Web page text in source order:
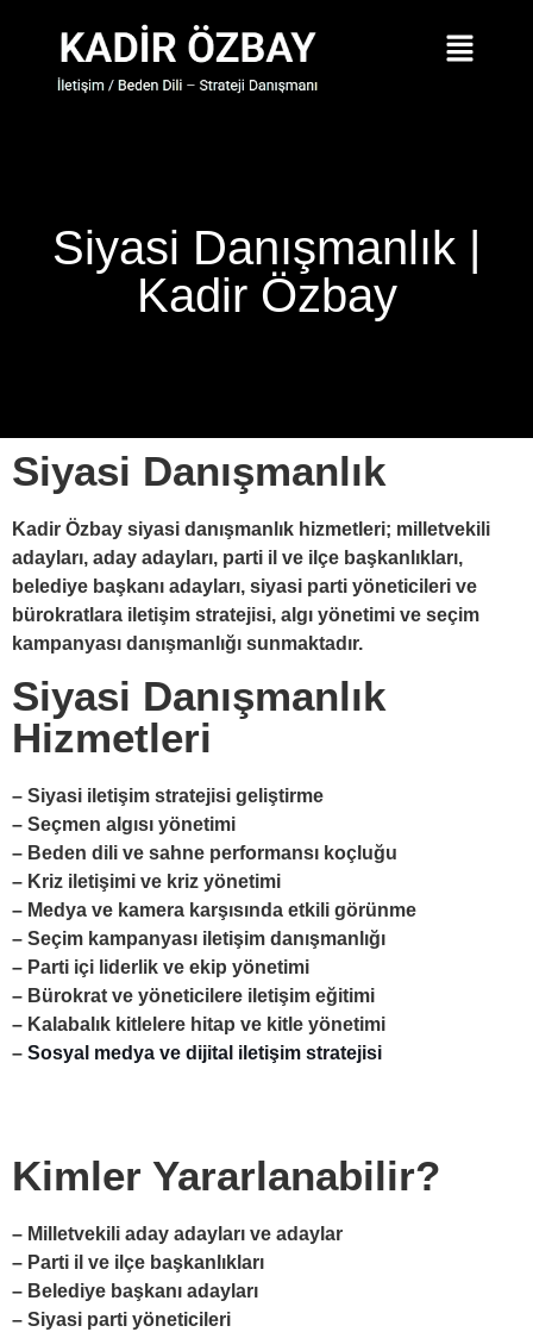
Siyasi Danışmanlık |
Kadir Özbay
Siyasi Danışmanlık
Kadir Özbay siyasi danışmanlık hizmetleri; milletvekili
adayları, aday adayları, parti il ve ilçe başkanlıkları,
belediye başkanı adayları, siyasi parti yöneticileri ve
bürokratlara iletişim stratejisi, algı yönetimi ve seçim
kampanyası danışmanlığı sunmaktadır.
Siyasi Danışmanlık
Hizmetleri
– Siyasi iletişim stratejisi geliştirme
– Seçmen algısı yönetimi
– Beden dili ve sahne performansı koçluğu
– Kriz iletişimi ve kriz yönetimi
– Medya ve kamera karşısında etkili görünme
– Seçim kampanyası iletişim danışmanlığı
– Parti içi liderlik ve ekip yönetimi
– Bürokrat ve yöneticilere iletişim eğitimi
– Kalabalık kitlelere hitap ve kitle yönetimi
– Sosyal medya ve dijital iletişim stratejisi
Kimler Yararlanabilir?
– Milletvekili aday adayları ve adaylar
– Parti il ve ilçe başkanlıkları
– Belediye başkanı adayları
– Siyasi parti yöneticileri